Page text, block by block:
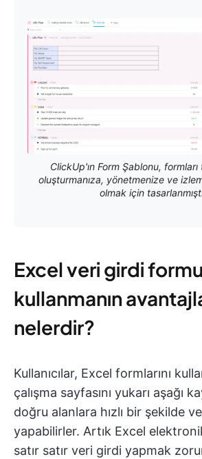
ClickUp'ın Form Şablonu,
oluşturmanıza, yönetmenize ve
olmak için
Excel veri girdi formu
kullanmanın
nelerdir?
Kullanıcılar, Excel formlarını
çalışma sayfasını yukarı aşağı
doğru alanlara hızlı bir şekilde
yapabilirler. Artık Excel
satır satır veri girdi yapmak